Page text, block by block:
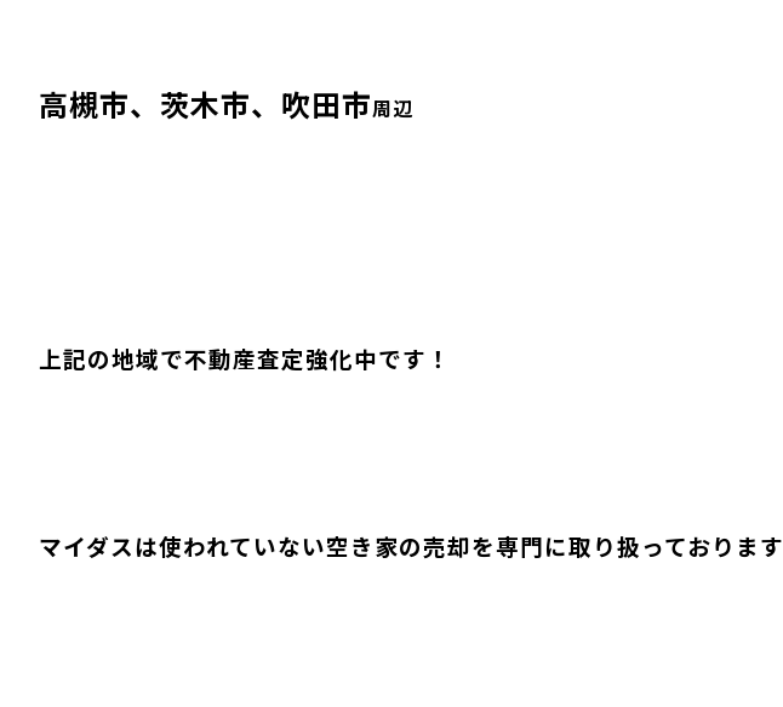
高槻市、茨木市、吹田市周辺
上記の地域で不動産査定強化中です！
マイダスは使われていない空き家の売却を専門に取り扱っております